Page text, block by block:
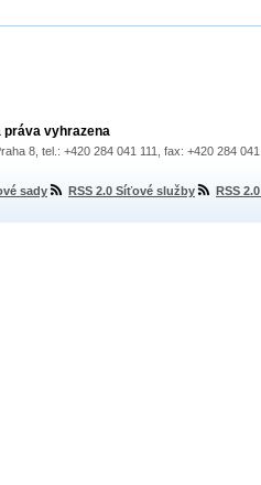
práva vyhrazena
8, tel.: +420 284 041 111, fax: +420 284
sady RSS 2.0 Síťové služby RSS